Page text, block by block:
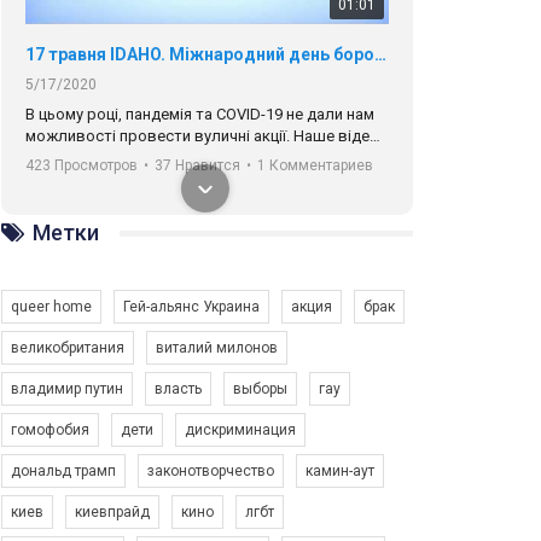
01:01
17 травня IDAHO. Міжнародний день боротьби з гомофобією трансфобією і біфобія.
5/17/2020
В цьому році, пандемія та COVІD-19 не дали нам
можливості провести вуличні акції. Наше відео-
звернення про те, що навіть коли ми у різних
містах та не можемо зустрінеться, ми разом. Ми
закликаємо всіх хто поділяє цінності рівності та
солідарності, приєднатися до нас. Регіональні
підрозділи ГАУ є в 16 областях України.
423 Просмотров • 37 Нравится • 1 Комментариев
Зупинимо насильство проти ЛГБТ в Україні! Stop violence against LGBT in Ukraine!
Емоційний та вражаючий промо-ролік на
Метки
queer home Гей-альянс Украина акция брак
великобритания виталий милонов
владимир путин власть выборы гау
гомофобия дети дискриминация
дональд трамп законотворчество камин-аут
киев киевпрайд кино лгбт